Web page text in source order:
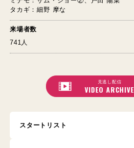
タカギ：細野 摩な
来場者数
741人
見逃し配信
VIDEO ARCHIVE
スタートリスト